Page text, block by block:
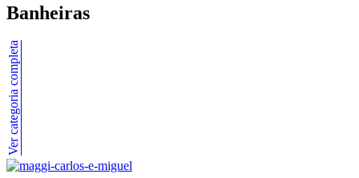
Banheiras
Ver categoria completa